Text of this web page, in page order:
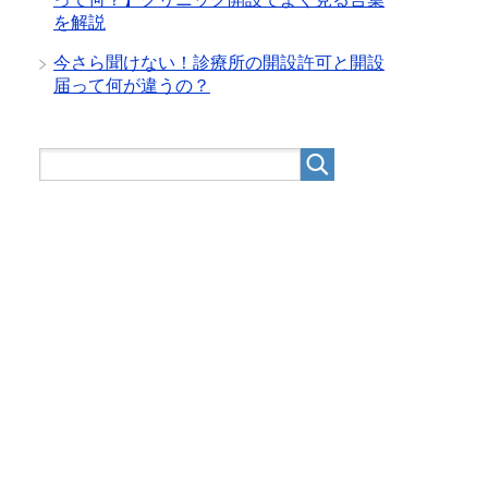
を解説
今さら聞けない！診療所の開設許可と開設
届って何が違うの？